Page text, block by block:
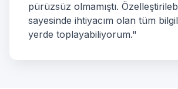
pürüzsüz olmamıştı.
sayesinde ihtiyacım olan tüm
yerde toplayabiliyorum."